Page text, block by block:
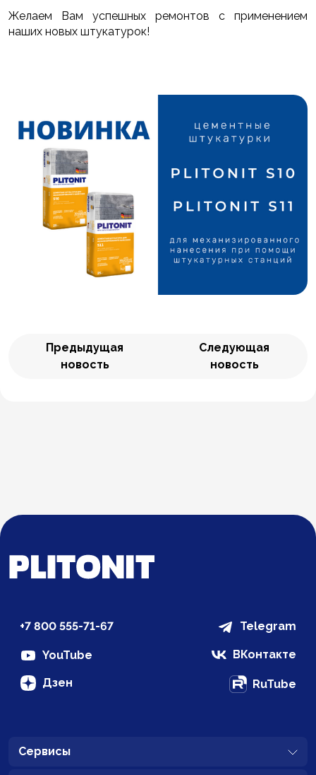
Желаем Вам успешных ремонтов с применением
наших новых штукатурок!
Предыдущая
новость
Следующая
новость
+7 800 555-71-67 Telegram
YouTube ВКонтакте
Дзен RuTube
Сервисы